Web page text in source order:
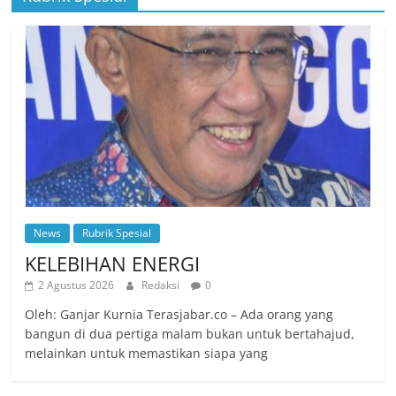
News Rubrik Spesial
KELEBIHAN ENERGI
2 Agustus 2026 Redaksi 0
Oleh: Ganjar Kurnia Terasjabar.co – Ada orang yang
bangun di dua pertiga malam bukan untuk bertahajud,
melainkan untuk memastikan siapa yang